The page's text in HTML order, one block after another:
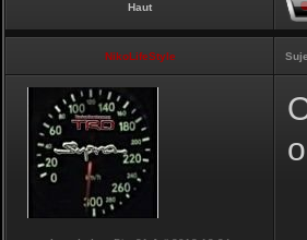
Haut
NikoLifeStyle